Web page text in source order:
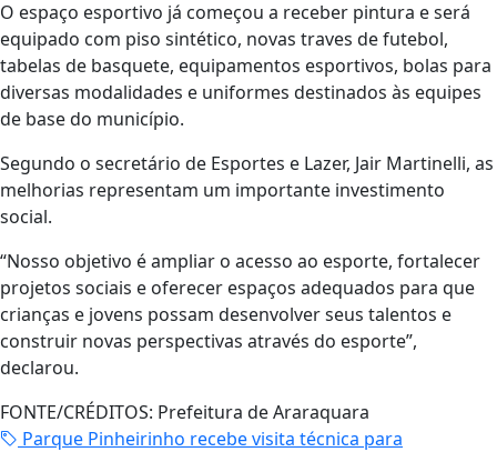
O espaço esportivo já começou a receber pintura e será
equipado com piso sintético, novas traves de futebol,
tabelas de basquete, equipamentos esportivos, bolas para
diversas modalidades e uniformes destinados às equipes
de base do município.
Segundo o secretário de Esportes e Lazer, Jair Martinelli, as
melhorias representam um importante investimento
social.
“Nosso objetivo é ampliar o acesso ao esporte, fortalecer
projetos sociais e oferecer espaços adequados para que
crianças e jovens possam desenvolver seus talentos e
construir novas perspectivas através do esporte”,
declarou.
FONTE/CRÉDITOS: Prefeitura de Araraquara
Parque Pinheirinho recebe visita técnica para